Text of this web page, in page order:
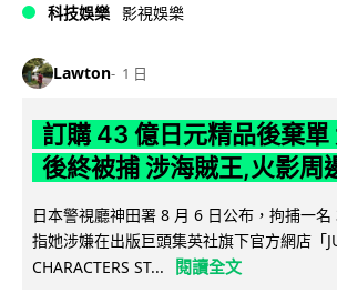
科技娛樂 影視娛樂
Lawton 1 日
訂購 43 億日元精品後棄單
後終被捕 涉海賊王,火影周
日本警視廳神田署 8 月 6 日公布，拘捕一名
指她涉嫌在出版巨頭集英社旗下官方網店「
CHARACTERS ST...
閱讀全文